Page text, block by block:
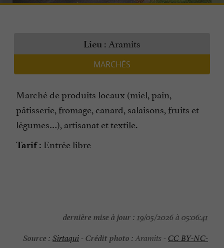
Lieu : Aramits
MARCHÉS
Marché de produits locaux (miel, pain,
pâtisserie, fromage, canard, salaisons, fruits et
légumes…), artisanat et textile.
Tarif : Entrée libre
dernière mise à jour : 19/05/2026 à 05:06:41
Source : Sirtaqui-Crédit photo :Aramits -CC BY-NC-